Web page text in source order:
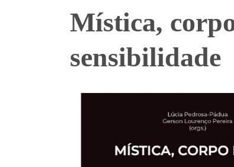
Mística,
sensibilidade